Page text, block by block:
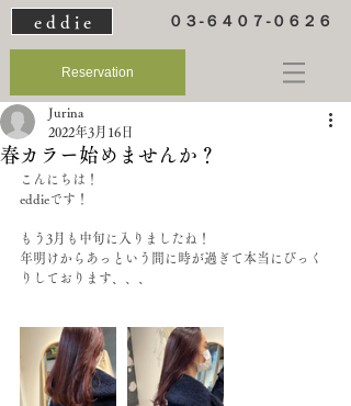
e d d i e ０３-６４０７-０６２６
Reservation
春カラー始めませんか？
Jurina
2022年3月16日
こんにちは！
eddieです！
もう3月も中旬に入りましたね！
年明けからあっという間に時が過ぎて本当にびっく
りしております、、、